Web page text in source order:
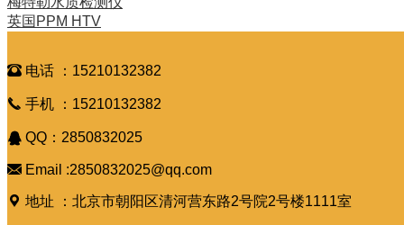
英国PPM HTV
 电话 ：15210132382
 手机 ：15210132382
 QQ：2850832025
 Email :2850832025@qq.com
 地址 ：北京市朝阳区清河营东路2号院2号楼1111室